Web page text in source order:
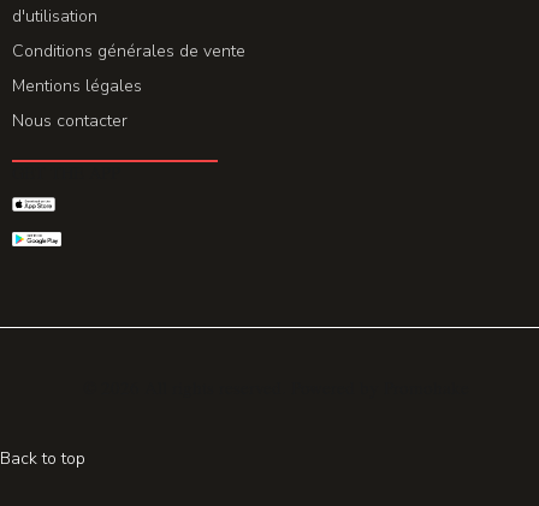
d'utilisation
Conditions générales de vente
Mentions légales
Nous contacter
Back to top